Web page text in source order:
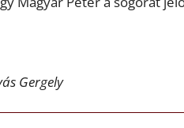
Gergely